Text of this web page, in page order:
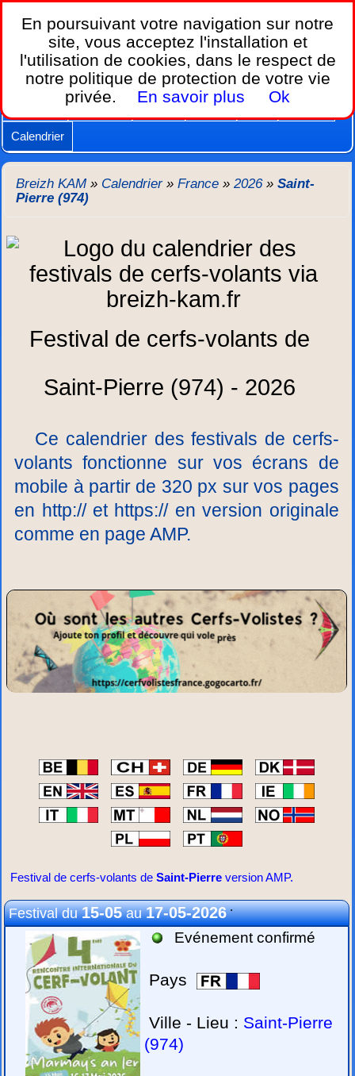
Breizh KAM,
le calendrier des festivals de cerfs-volants.
Home Lois et règles Cerfs-volants Nacelles
Supports Vidéos Autres Agenda
Calendrier
Breizh KAM » Calendrier »France »2026 »Saint-
Pierre (974)
Festival de cerfs-volants de
Saint-Pierre (974) - 2026
Ce calendrier des festivals de cerfs-
volants fonctionne sur vos écrans de
mobile à partir de 320 px sur vos pages
en http:// et https:// en version originale
comme en page AMP.
Festival de cerfs-volants deSaint-Pierre version AMP.
Festival du15-05au17-05-2026.
Evénement confirmé
Pays
Ville - Lieu : Saint-Pierre
(974)
En poursuivant votre navigation sur notre
site, vous acceptez l'installation et
l'utilisation de cookies, dans le respect de
notre politique de protection de votre vie
privée.
En savoir plus Ok